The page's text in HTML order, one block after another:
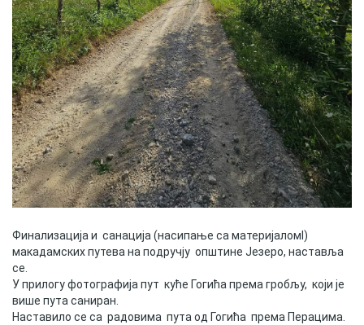
Састав Скупштине
Службени Гласници
ОПШТИНСКА УПРАВА
ИНФО
Вијести
Активности
Јавни позиви
Обавјештења
Заштита од пожара
Финализација и санација (насипање са материјaломl)
макадамских путева на подручју општине Језеро, наставља
се.
У прилогу фотографија пут куће Гогића према гробљу, који је
више пута саниран.
Наставило се са радовима пута од Гогића према Перацима.